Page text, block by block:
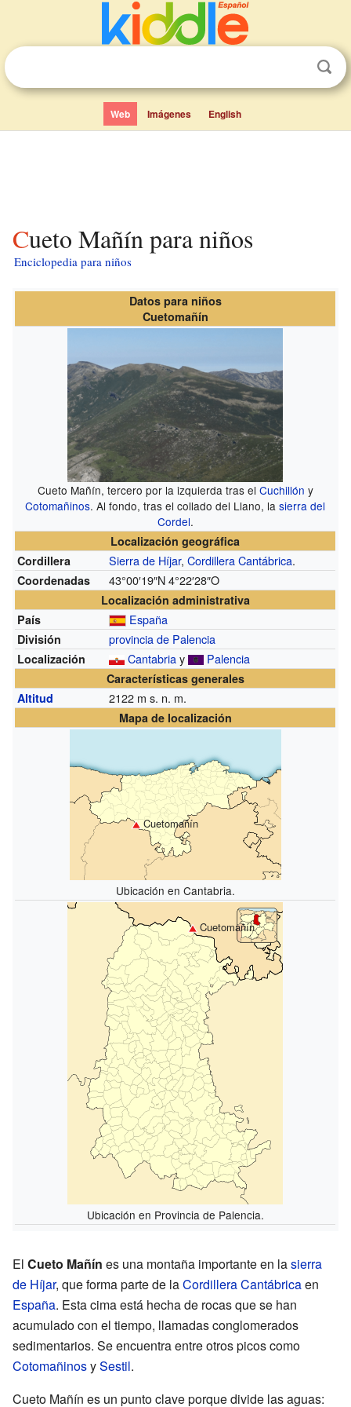
Web Imágenes English
Cueto Mañín para niños
Enciclopedia para niños
Datos para niños
Cuetomañín
Cueto Mañín, tercero por la izquierda tras el Cuchillón y
Cotomañinos. Al fondo, tras el collado del Llano, lasierra del
Cordel.
Localización geográfica
Cordillera
Sierra de Híjar,Cordillera Cantábrica.
Coordenadas 43°00′19″N4°22′28″O
Localización administrativa
País
España
División provincia de Palencia
Localización Cantabriay Palencia
Características generales
Altitud
2122 m s. n. m.
Mapa de localización
Cuetomañín
Ubicación en Cantabria.
Cuetomañín
Ubicación en Provincia de Palencia.
El Cueto Mañín es una montaña importante en lasierra
de Híjar, que forma parte de laCordillera Cantábricaen
España. Esta cima está hecha de rocas que se han
acumulado con el tiempo, llamadas conglomerados
sedimentarios. Se encuentra entre otros picos como
CotomañinosySestil.
Cueto Mañín es un punto clave porque divide las aguas: